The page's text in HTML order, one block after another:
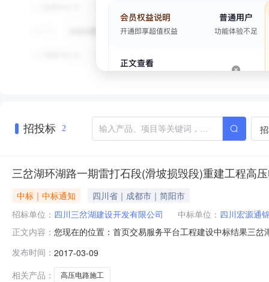
招投标 2
三岔湖环湖路一期雷打石段(滑坡损毁段)重建工程高
中标｜中标通知
四川省｜成都市｜简阳市
招标单位： 四川三岔湖建设开发有限公司 中标单位： 四川宏源通
正文内容： 您现在的位置：首页交易服务平台工程建设中标结果三
湖路一期雷打石段（滑坡损毁段）重建工程高压电路施
话028-27268398招标
发布时间： 2017-03-09
相关产品：
高压电路施工